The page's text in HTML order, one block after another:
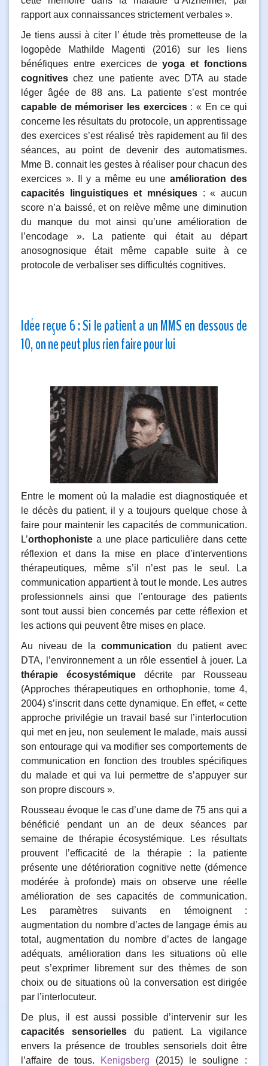
rapport aux connaissances strictement verbales ».
Je tiens aussi à citer l’ étude très prometteuse de la
logopède Mathilde Magenti (2016) sur les liens
bénéfiques entre exercices deyoga et fonctions
cognitives chez une patiente avec DTA au stade
léger âgée de 88 ans. La patiente s’est montrée
capable de mémoriser les exercices: « En ce qui
concerne les résultats du protocole, un apprentissage
des exercices s’est réalisé très rapidement au fil des
séances, au point de devenir des automatismes.
Mme B. connait les gestes à réaliser pour chacun des
exercices ». Il y a même eu uneamélioration des
capacités linguistiques et mnésiques : « aucun
score n’a baissé, et on relève même une diminution
du manque du mot ainsi qu’une amélioration de
l’encodage ». La patiente qui était au départ
anosognosique était même capable suite à ce
protocole de verbaliser ses difficultés cognitives.
Idée reçue 6 : Si le patient a un MMS en dessous de
10, on ne peut plus rien faire pour lui
Entre le moment où la maladie est diagnostiquée et
le décès du patient, il y a toujours quelque chose à
faire pour maintenir les capacités de communication.
L’orthophoniste a une place particulière dans cette
réflexion et dans la mise en place d’interventions
thérapeutiques, même s’il n’est pas le seul. La
communication appartient à tout le monde. Les autres
professionnels ainsi que l’entourage des patients
sont tout aussi bien concernés par cette réflexion et
les actions qui peuvent être mises en place.
Au niveau de la communication du patient avec
DTA, l’environnement a un rôle essentiel à jouer. La
thérapie écosystémique décrite par Rousseau
(Approches thérapeutiques en orthophonie, tome 4,
2004) s’inscrit dans cette dynamique. En effet, « cette
approche privilégie un travail basé sur l’interlocution
qui met en jeu, non seulement le malade, mais aussi
son entourage qui va modifier ses comportements de
communication en fonction des troubles spécifiques
du malade et qui va lui permettre de s’appuyer sur
son propre discours ».
Rousseau évoque le cas d’une dame de 75 ans qui a
bénéficié pendant un an de deux séances par
semaine de thérapie écosystémique. Les résultats
prouvent l’efficacité de la thérapie : la patiente
présente une détérioration cognitive nette (démence
modérée à profonde) mais on observe une réelle
amélioration de ses capacités de communication.
Les paramètres suivants en témoignent :
augmentation du nombre d’actes de langage émis au
total, augmentation du nombre d’actes de langage
adéquats, amélioration dans les situations où elle
peut s’exprimer librement sur des thèmes de son
choix ou de situations où la conversation est dirigée
par l’interlocuteur.
De plus, il est aussi possible d’intervenir sur les
capacités sensorielles du patient. La vigilance
envers la présence de troubles sensoriels doit être
l’affaire de tous.
Kenigsberg (2015) le souligne :